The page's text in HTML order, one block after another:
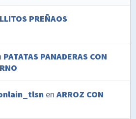
PREÑAOS
PATATAS PANADERAS CON
enARROZ CON